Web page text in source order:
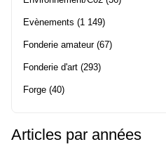
Evènements (1 149)
Fonderie amateur(67)
Fonderie d'art (293)
Forge (40)
Articles par années